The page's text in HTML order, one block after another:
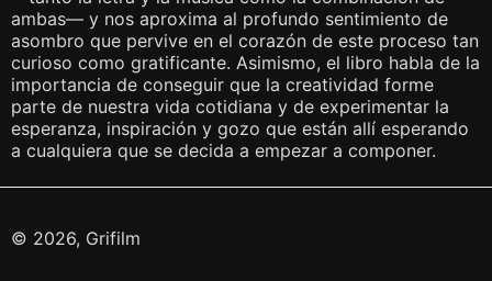
ambas— y nos aproxima al profundo sentimiento de
asombro que pervive en el corazón de este proceso tan
curioso como gratificante. Asimismo, el libro habla de la
importancia de conseguir que la creatividad forme
parte de nuestra vida cotidiana y de experimentar la
esperanza, inspiración y gozo que están allí esperando
a cualquiera que se decida a empezar a componer.
© 2026, Grifilm